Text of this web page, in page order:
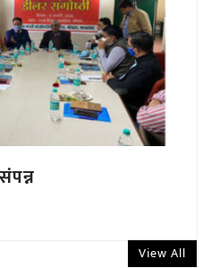
View All